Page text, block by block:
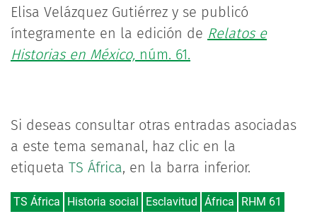
Elisa Velázquez Gutiérrez y se publicó
íntegramente en la edición de Relatos e
Historias en México, núm. 61.
Si deseas consultar otras entradas asociadas
a este tema semanal, haz clic en la
etiqueta TS África, en la barra inferior.
TS África Historia social Esclavitud África RHM 61